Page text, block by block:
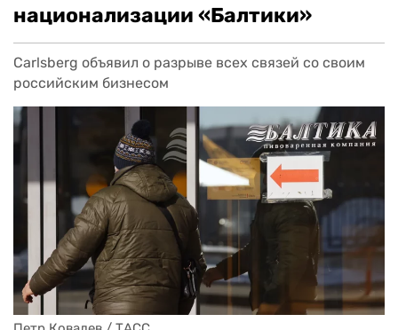
национализации «Балтики»
Carlsberg объявил о разрыве всех связей со своим
российским бизнесом